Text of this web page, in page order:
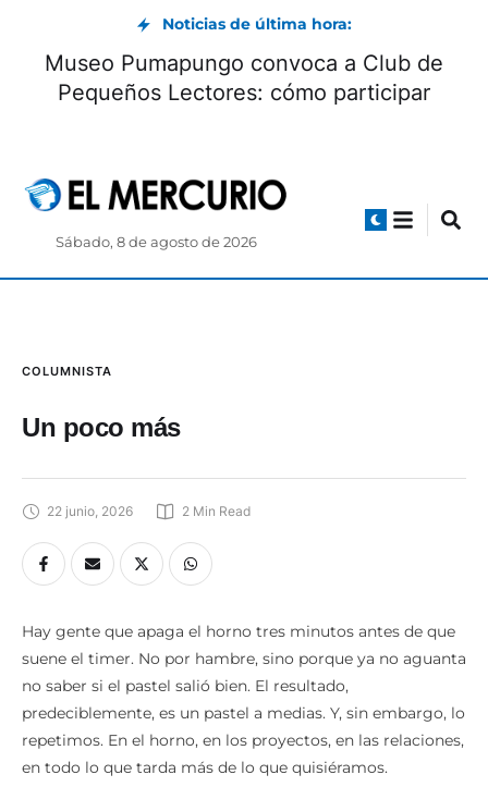
Noticias de última hora:
Museo Pumapungo convoca a Club de
Pequeños Lectores: cómo participar
Sábado, 8 de agosto de 2026
COLUMNISTA
Un poco más
22 junio, 2026 2 Min Read
Hay gente que apaga el horno tres minutos antes de que
suene el timer. No por hambre, sino porque ya no aguanta
no saber si el pastel salió bien. El resultado,
predeciblemente, es un pastel a medias. Y, sin embargo, lo
repetimos. En el horno, en los proyectos, en las relaciones,
en todo lo que tarda más de lo que quisiéramos.